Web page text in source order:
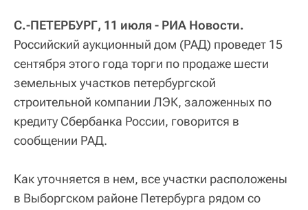
С.-ПЕТЕРБУРГ, 11 июля - РИА Новости.
Российский аукционный дом (РАД) проведет 15
сентября этого года торги по продаже шести
земельных участков петербургской
строительной компании ЛЭК, заложенных по
кредиту Сбербанка России, говорится в
сообщении РАД.
Как уточняется в нем, все участки расположены
в Выборгском районе Петербурга рядом со